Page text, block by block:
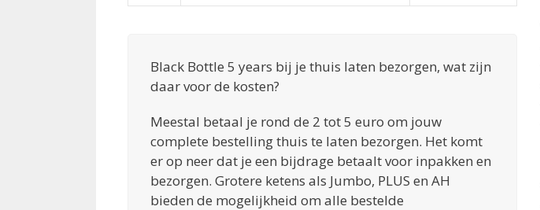
Black Bottle 5 years bij je thuis laten bezorgen, wat zijn
daar voor de kosten?
Meestal betaal je rond de 2 tot 5 euro om jouw
complete bestelling thuis te laten bezorgen. Het komt
er op neer dat je een bijdrage betaalt voor inpakken en
bezorgen. Grotere ketens als Jumbo, PLUS en AH
bieden de mogelijkheid om alle bestelde